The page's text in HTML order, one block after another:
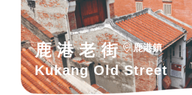
鹿港老街 鹿港鎮
Kukang Old Street